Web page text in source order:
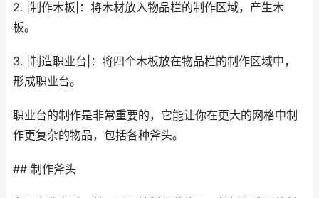
2. |制作木板|：将木材放入物品栏的制作区域，产生木
板。
3. |制造职业台|：将四个木板放在物品栏的制作区域中，
形成职业台。
职业台的制作是非常重要的，它能让你在更大的网格中制
作更复杂的物品，包括各种斧头。
## 制作斧头